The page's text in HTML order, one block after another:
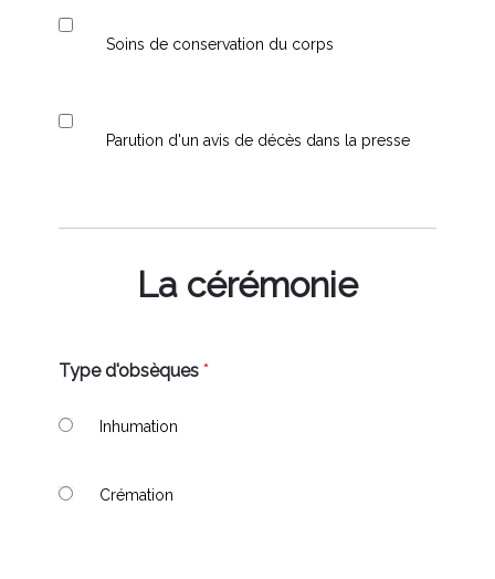
Soins de conservation du corps
Parution d'un avis de décès dans la presse
La cérémonie
Type d'obsèques *
Inhumation
Crémation